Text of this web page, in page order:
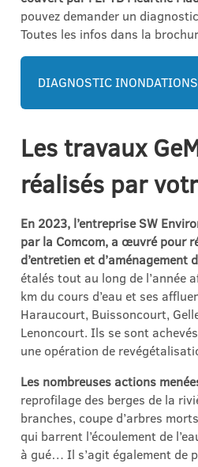
pouvez demander un
Toutes les infos dans la
DIAGNOSTIC INONDATIONS
Les travaux
réalisés par
En 2023, l’entreprise SW
par la Comcom, a œuvré pour
d’entretien et d’aménagement
étalés tout au long de l’année
km du cours d’eau et ses
Haraucourt, Buissoncourt,
Lenoncourt. Ils se sont
une opération de
Les nombreuses actions
reprofilage des berges de la
branches, coupe d’arbres
qui barrent l’écoulement de
à gué… Il s’agit également de